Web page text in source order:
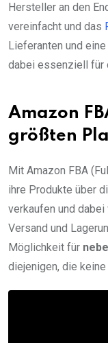
Hersteller an den
vereinfacht und das
Lieferanten und
dabei essenziell für
Amazon
größten
Mit Amazon FBA
ihre Produkte über
verkaufen und dabei
Versand und
Möglichkeit für
diejenigen, die